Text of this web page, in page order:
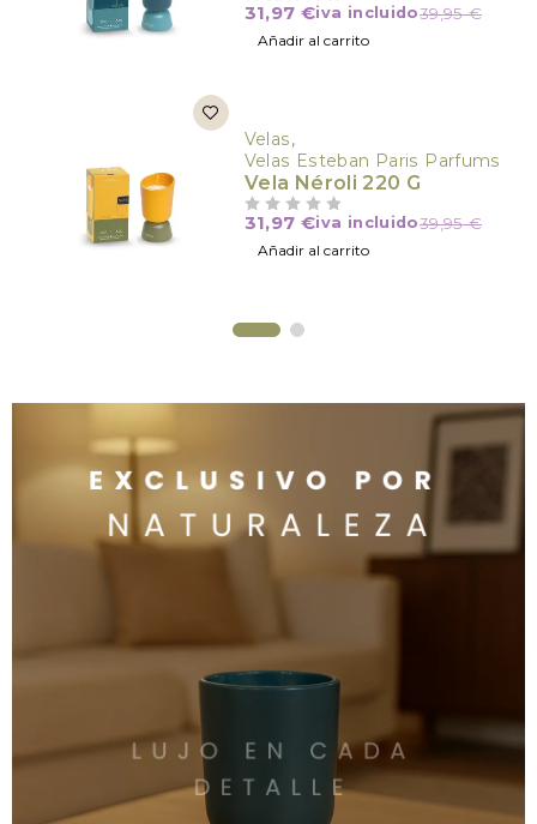
39,95€
31,97 €iva incluido
Añadir al carrito
Velas,
Velas Esteban Paris Parfums
Vela Néroli 220 G
39,95€
31,97 €iva incluido
Añadir al carrito